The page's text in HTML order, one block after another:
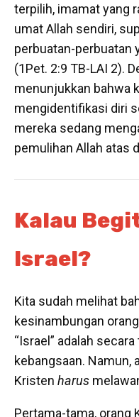
terpilih, imamat yang
umat Allah sendiri,
perbuatan-perbuatan
(1Pet. 2:9 TB-LAI 2).
menunjukkan bahwa
mengidentifikasi diri
mereka sedang
pemulihan Allah atas
Kalau
Israel?
Kita sudah melihat
kesinambungan
“Israel” adalah
kebangsaan. Namun,
Kristen harus
Pertama-tama, orang